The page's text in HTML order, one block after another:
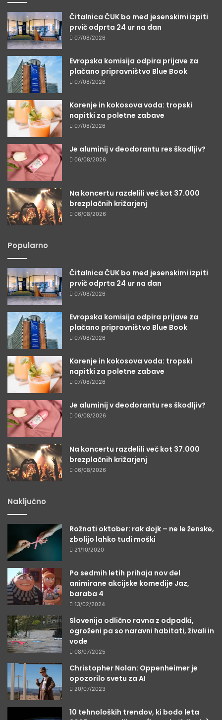
Čitalnica ČUK bo med jesenskimi izpiti
prvič odprta 24 ur na dan
07/08/2026
Evropska komisija odpira prijave za
plačano pripravništvo Blue Book
07/08/2026
Korenje in kokosova voda: tropski
napitki za poletne zabave
07/08/2026
Je aluminij v deodorantu res škodljiv?
06/08/2026
Na koncertu razdelili več kot 37.000
brezplačnih križarjenj
06/08/2026
Popularno
Čitalnica ČUK bo med jesenskimi izpiti
prvič odprta 24 ur na dan
07/08/2026
Evropska komisija odpira prijave za
plačano pripravništvo Blue Book
07/08/2026
Korenje in kokosova voda: tropski
napitki za poletne zabave
07/08/2026
Je aluminij v deodorantu res škodljiv?
06/08/2026
Na koncertu razdelili več kot 37.000
brezplačnih križarjenj
06/08/2026
Naključno
Rožnati oktober: rak dojk – ne le ženske,
zbolijo lahko tudi moški
21/10/2020
Po sedmih letih prihaja nov del
animirane akcijske komedije Jaz,
baraba 4
13/02/2024
Slovenija odlično ravna z odpadki,
ogroženi pa so naravni habitati, živali in
vode
08/07/2025
Christopher Nolan: Oppenheimer je
opozorilo svetu za AI
20/07/2023
10 tehnoloških trendov, ki bodo leta